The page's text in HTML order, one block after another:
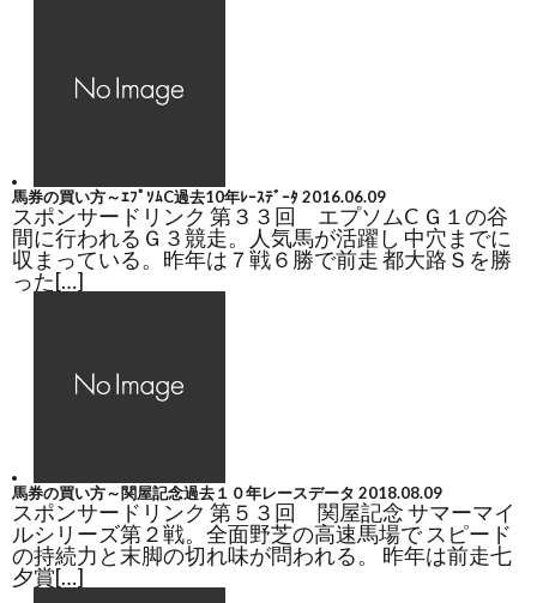
馬券の買い方～ｴﾌﾟｿﾑC過去10年ﾚｰｽﾃﾞｰﾀ 2016.06.09
スポンサードリンク 第３３回 エプソムC Ｇ１の谷
間に行われるＧ３競走。人気馬が活躍し 中穴までに
収まっている。昨年は７戦６勝で前走 都大路Ｓを勝
った[…]
馬券の買い方～関屋記念過去１０年レースデータ 2018.08.09
スポンサードリンク 第５３回 関屋記念 サマーマイ
ルシリーズ第２戦。全面野芝の高速馬場で スピード
の持続力と末脚の切れ味が問われる。 昨年は前走七
夕賞[…]